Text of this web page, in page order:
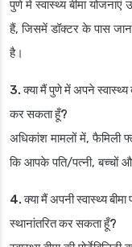
पुणे में स्वास्थ्य बीमा
हैं, जिसमें डॉक्टर के पास
है।
3. क्या मैं पुणे में अपने स्वास्थ्य
कर सकता हूँ?
अधिकांश मामलों में, फैमिली
कि आपके पति/पत्नी, बच्चों
4. क्या मैं अपनी स्वास्थ्य बीमा
स्थानांतरित कर सकता हूँ?